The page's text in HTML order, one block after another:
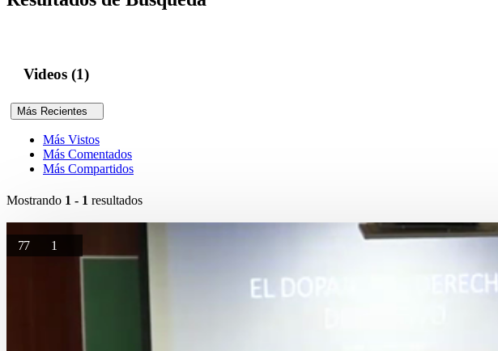
Videos (1)
Más Recientes
Más Vistos
Más Comentados
Más Compartidos
Mostrando 1 - 1 resultados
77 1